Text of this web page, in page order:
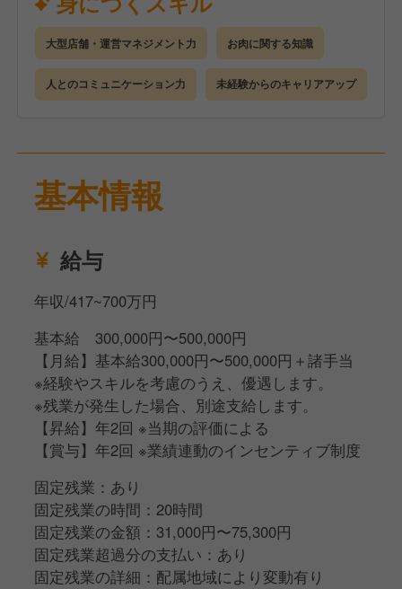
手厚い研修とサポート体制を完備しているので、店舗
運営の経験がない方でも安心してスタートできます。
●座学研修（2日間）
企業や店舗について理解を深めていただきます。
●店舗研修（3カ月）
ビジネスマナーも身につくので未経験でも安心です。
●キャリアアップ
長を目指すことが可能です
大型店舗・運営マネジメント力 お肉に関する知識
人とのコミュニケーション力 未経験からのキャリアアップ
基本情報
給与
年収/417~700万円
基本給 300,000円〜500,000円
【月給】基本給300,000円〜500,000円＋諸手当
※経験やスキルを考慮のうえ、優遇します。
※残業が発生した場合、別途支給します。
【昇給】年2回 ※当期の評価による
【賞与】年2回 ※業績連動のインセンティブ制度
固定残業：あり
固定残業の時間：20時間
固定残業の金額：31,000円〜75,300円
固定残業超過分の支払い：あり
固定残業の詳細：配属地域により変動有り